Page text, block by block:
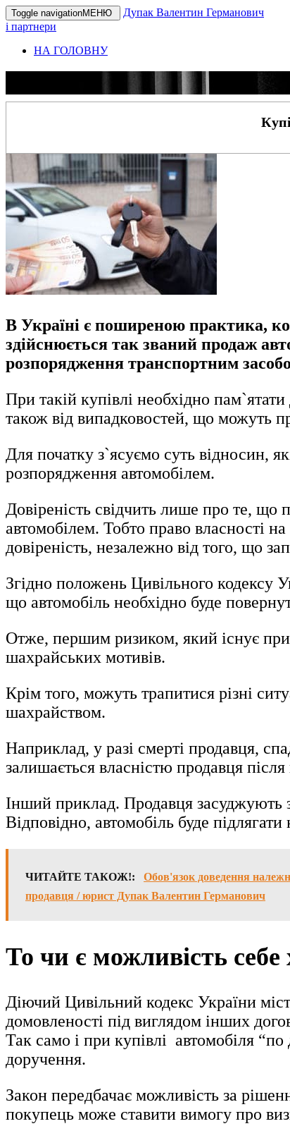
Toggle navigationМЕНЮ
Дупак Валентин Германович
і партнери
НА ГОЛОВНУ
В Україні є поширеною практика,
здійснюється так званий продаж
розпорядження транспортним
При такій купівлі необхідно
також від випадковостей, що можуть
Для початку з`ясуємо суть відносин,
розпорядження автомобілем.
Довіреність свідчить лише про те, що
автомобілем. Тобто право власності
довіреність, незалежно від того, що
Згідно положень Цивільного кодексу
що автомобіль необхідно буде
Отже, першим ризиком, який існує при
шахрайських мотивів.
Крім того, можуть трапитися різні
шахрайством.
Наприклад, у разі смерті продавця,
залишається власністю продавця після
Інший приклад. Продавця засуджують
Відповідно, автомобіль буде
ЧИТАЙТЕ ТАКОЖ!:
Обов'язок доведення
продавця / юрист Дупак Валентин Германович
То чи є можливість себе
Діючий Цивільний кодекс України
домовленості під виглядом інших
Так само і при купівлі автомобіля
доручення.
Закон передбачає можливість за
покупець може ставити вимогу про